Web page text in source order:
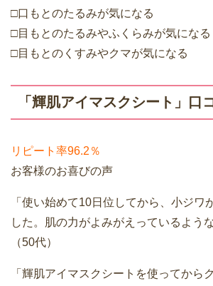
□口もとのたるみが気になる
□目もとのたるみやふくらみが気になる
□目もとのくすみやクマが気になる
「輝肌アイマスクシート」口
リピート率96.2％
お客様のお喜びの声
「使い始めて10日位してから、小ジワ
した。肌の力がよみがえっているよう
（50代）
「輝肌アイマスクシートを使ってから